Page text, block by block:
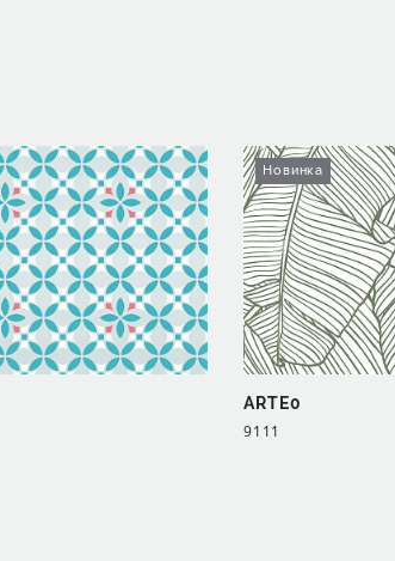
Новинка
ARTE0
9111